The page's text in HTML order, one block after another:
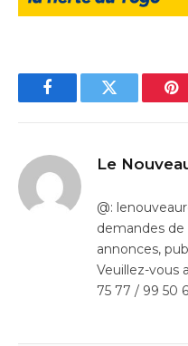
FacebookTwitter
Le
@:
demandes
annonces,
Veuillez-vous
75 77 / 99 50